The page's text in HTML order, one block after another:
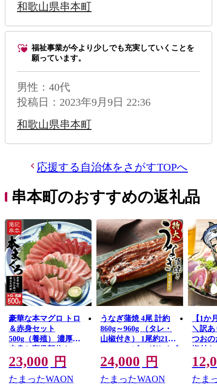
和歌山県串本町
福祉事業が今より少しでも充実していくことを
願っています。
男性 ：40代
投稿日：2023年9月9日 22:36
和歌山県串本町
応援する自治体をさがすTOPへ
串本町のおすすめの返礼品
豪華な本マグロ トロ
＆赤身セット
500g（養殖） 濃厚な
赤身と高級部位トロの
鮪好きにはたまらない
セット 高級 クロマグ
ロ まぐろ マグロ 鮪 中
23,000 円
たまったWAON
うなぎ蒲焼 4尾 計約
860g～960g （タレ・
山椒付き） 1尾約215g
～240gのビッグサイズ
鰻 うなぎ うなぎの蒲
焼 炭火焼き 炭火 中国
産
24,000 円
たまったWAON
【1か
＼訳
つおの
塩付き) / 増量 訳
鰹 カ
オのた
き 丼
たま